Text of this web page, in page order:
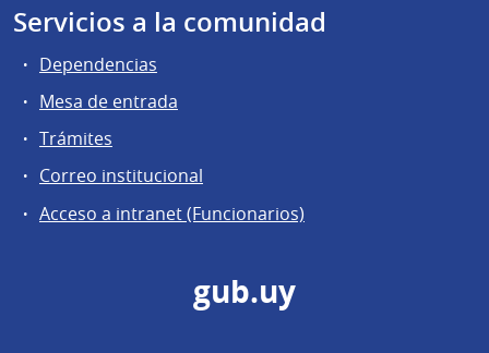
Servicios a la comunidad
Dependencias
Mesa de entrada
Trámites
Correo institucional
Acceso a intranet (Funcionarios)
gub.uy